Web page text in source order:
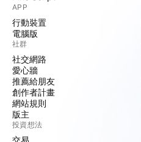
APP
行動裝置
電腦版
社群
社交網路
愛心牆
推薦給朋友
創作者計畫
網站規則
版主
投資想法
交易